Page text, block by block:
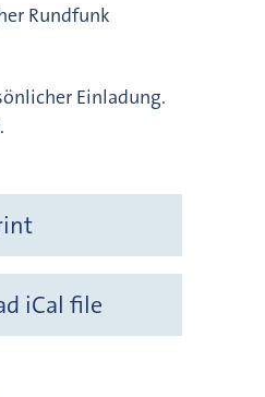
Rundfunk
Einladung.
iCal file